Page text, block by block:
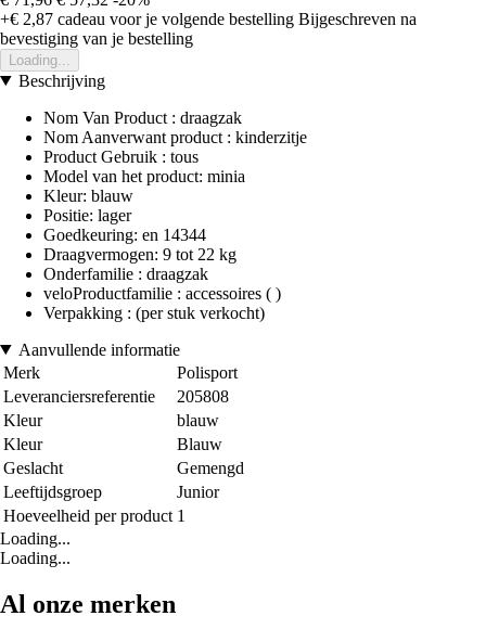
+€ 2,87 cadeau voor je volgende bestelling Bijgeschreven na
bevestiging van je bestelling
Loading...
Beschrijving
Nom Van Product : draagzak
Nom Aanverwant product : kinderzitje
Product Gebruik : tous
Model van het product: minia
Kleur: blauw
Positie: lager
Goedkeuring: en 14344
Draagvermogen: 9 tot 22 kg
Onderfamilie : draagzak
veloProductfamilie : accessoires ( )
Verpakking : (per stuk verkocht)
Aanvullende informatie
Merk
Polisport
Leveranciersreferentie
205808
Kleur
blauw
Kleur
Blauw
Geslacht
Gemengd
Leeftijdsgroep
Junior
Hoeveelheid per product 1
Loading...
Loading...
Al onze merken